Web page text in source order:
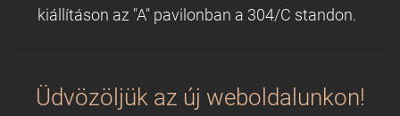
kiállításon az "A" pavilonban a 304/C standon.
Üdvözöljük az új weboldalunkon!